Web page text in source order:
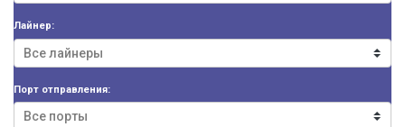
Лайнер:
Порт отправления: